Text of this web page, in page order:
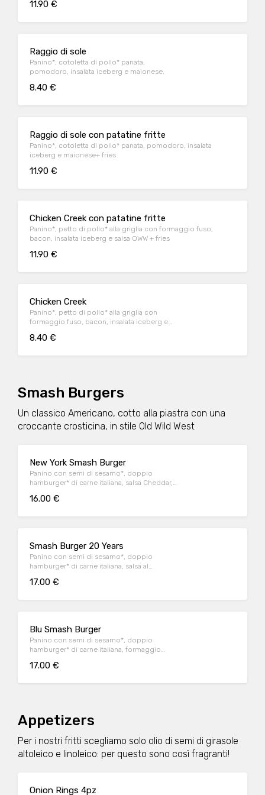
11.90 €
Raggio di sole
Panino*, cotoletta di pollo* panata,
pomodoro, insalata iceberg e maionese.
8.40 €
Raggio di sole con patatine fritte
Panino*, cotoletta di pollo* panata, pomodoro, insalata
iceberg e maionese+ fries
11.90 €
Chicken Creek con patatine fritte
Panino*, petto di pollo* alla griglia con formaggio fuso,
bacon, insalata iceberg e salsa OWW + fries
11.90 €
Chicken Creek
Panino*, petto di pollo* alla griglia con
formaggio fuso, bacon, insalata iceberg e
8.40 €
Smash Burgers
Un classico Americano, cotto alla piastra con una
croccante crosticina, in stile Old Wild West
New York Smash Burger
Panino con semi di sesamo*, doppio
hamburger* di carne italiana, salsa Cheddar,
iceberg e cetriolini, accompagnato da
16.00 €
Smash Burger 20 Years
Panino con semi di sesamo*, doppio
hamburger* di carne italiana, salsa al
insalata iceberg, salsa maionese senapata
17.00 €
Blu Smash Burger
Panino con semi di sesamo*, doppio
hamburger* di carne italiana, formaggio
insalata iceberg, servito con patate* Fries e
17.00 €
Appetizers
Per i nostri fritti scegliamo solo olio di semi di girasole
altoleico e linoleico: per questo sono così fragranti!
Onion Rings 4pz